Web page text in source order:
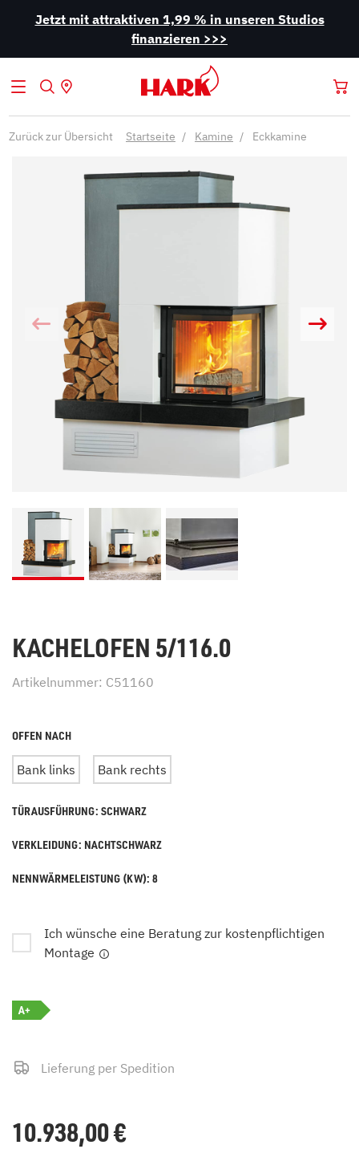
Jetzt mit attraktiven 1,99 % in unseren Studios
finanzieren >>>
Zurück zur Übersicht Startseite Kamine Eckkamine
KACHELOFEN 5/116.0
Artikelnummer: C51160
OFFEN NACH
Bank links Bank rechts
TÜRAUSFÜHRUNG: SCHWARZ
VERKLEIDUNG: NACHTSCHWARZ
NENNWÄRMELEISTUNG (KW): 8
Ich wünsche eine Beratung zur kostenpflichtigen
Montage
A+
Lieferung per Spedition
10.938,00€